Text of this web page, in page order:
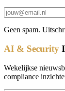
Geen spam.
AI & Security
Wekelijkse
compliance